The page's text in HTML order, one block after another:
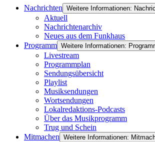
Nachrichten Weitere Informationen:
Aktuell
Nachrichtenarchiv
Neues aus dem Funkhaus
Programm Weitere Informationen:
Livestream
Programmplan
Sendungsübersicht
Playlist
Musiksendungen
Wortsendungen
Lokalredaktions-Podcasts
Über das Musikprogramm
Trug und Schein
Mitmachen Weitere Informationen: